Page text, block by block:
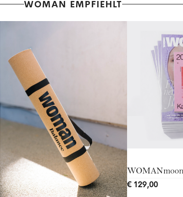
WOMAN EMPFIEHLT
WOMANmoon
€ 129,00